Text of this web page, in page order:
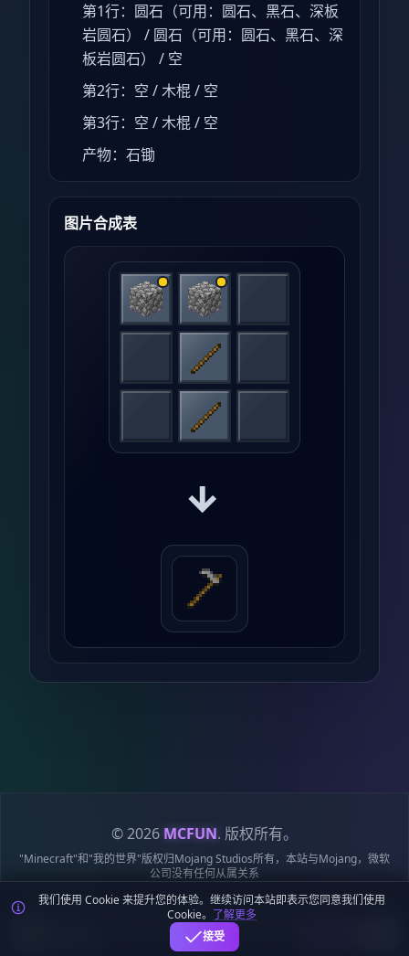
第1行：圆石（可用：圆石、黑石、深板
岩圆石） / 圆石（可用：圆石、黑石、深
板岩圆石） / 空
第2行：空 / 木棍 / 空
第3行：空 / 木棍 / 空
产物：石锄
图片合成表
→
© 2026 MCFUN. 版权所有。
"Minecraft"和"我的世界"版权归Mojang Studios所有，本站与Mojang，微软
公司没有任何从属关系
隐私政策服务条款Cookie 政策站点地图鄂ICP备19018284号-6
鄂公网安备42018502009170号
麦块迷APP - 在这里总会找到你喜欢的MC基
我们使用 Cookie 来提升您的体验。继续访问本站即表示您同意我们使用
Cookie。 了解更多
接受